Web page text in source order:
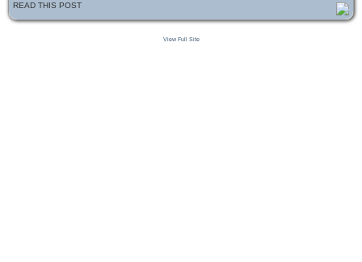
READ THIS POST
View Full Site